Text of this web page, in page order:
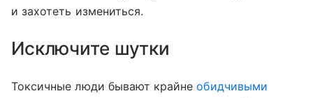
и захотеть измениться.
Исключите шутки
Токсичные люди бывают крайнеобидчивыми